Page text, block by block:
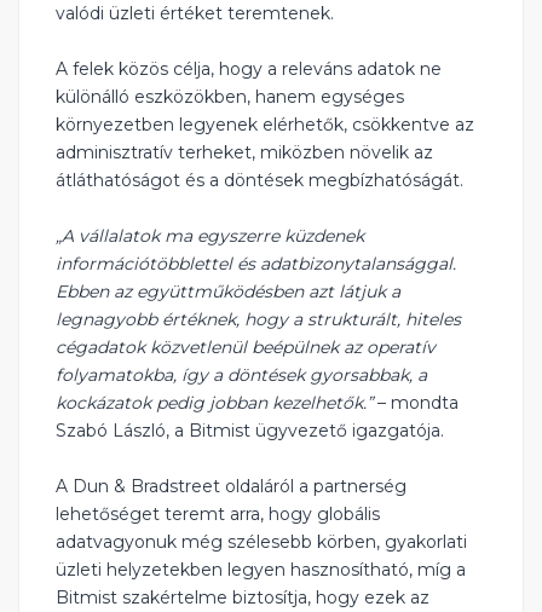
valódi üzleti értéket teremtenek.
A felek közös célja, hogy a releváns adatok ne
különálló eszközökben, hanem egységes
környezetben legyenek elérhetők, csökkentve az
adminisztratív terheket, miközben növelik az
átláthatóságot és a döntések megbízhatóságát.
„A vállalatok ma egyszerre küzdenek
információtöbblettel és adatbizonytalansággal.
Ebben az együttműködésben azt látjuk a
legnagyobb értéknek, hogy a strukturált, hiteles
cégadatok közvetlenül beépülnek az operatív
folyamatokba, így a döntések gyorsabbak, a
kockázatok pedig jobban kezelhetők.”– mondta
Szabó László, a Bitmist ügyvezető igazgatója.
A Dun & Bradstreet oldaláról a partnerség
lehetőséget teremt arra, hogy globális
adatvagyonuk még szélesebb körben, gyakorlati
üzleti helyzetekben legyen hasznosítható, míg a
Bitmist szakértelme biztosítja, hogy ezek az